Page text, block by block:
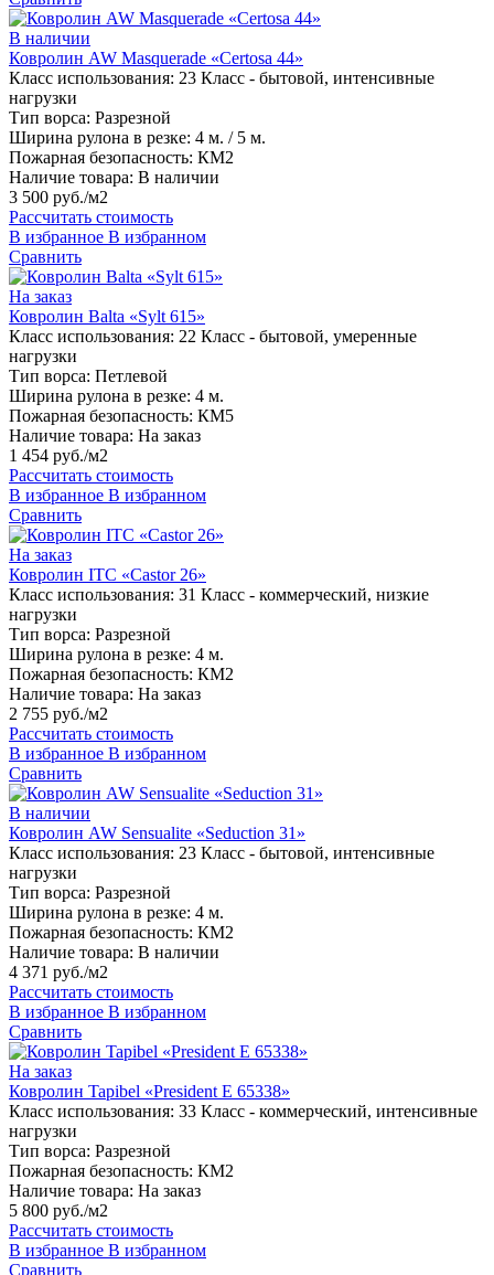
В наличии
Ковролин AW Masquerade «Certosa 44»
Класс использования: 23 Класс - бытовой, интенсивные
нагрузки
Тип ворса: Разрезной
Ширина рулона в резке: 4 м. / 5 м.
Пожарная безопасность: КМ2
Наличие товара: В наличии
3 500 руб./м2
Рассчитать стоимость
В избранное В избранном
Сравнить
На заказ
Ковролин Balta «Sylt 615»
Класс использования: 22 Класс - бытовой, умеренные
нагрузки
Тип ворса: Петлевой
Ширина рулона в резке: 4 м.
Пожарная безопасность: КМ5
Наличие товара: На заказ
1 454 руб./м2
Рассчитать стоимость
В избранное В избранном
Сравнить
На заказ
Ковролин ITC «Castor 26»
Класс использования: 31 Класс - коммерческий, низкие
нагрузки
Тип ворса: Разрезной
Ширина рулона в резке: 4 м.
Пожарная безопасность: КМ2
Наличие товара: На заказ
2 755 руб./м2
Рассчитать стоимость
В избранное В избранном
Сравнить
В наличии
Ковролин AW Sensualite «Seduction 31»
Класс использования: 23 Класс - бытовой, интенсивные
нагрузки
Тип ворса: Разрезной
Ширина рулона в резке: 4 м.
Пожарная безопасность: КМ2
Наличие товара: В наличии
4 371 руб./м2
Рассчитать стоимость
В избранное В избранном
Сравнить
На заказ
Ковролин Tapibel «President E 65338»
Класс использования: 33 Класс - коммерческий, интенсивные
нагрузки
Тип ворса: Разрезной
Пожарная безопасность: КМ2
Наличие товара: На заказ
5 800 руб./м2
Рассчитать стоимость
В избранное В избранном
Сравнить